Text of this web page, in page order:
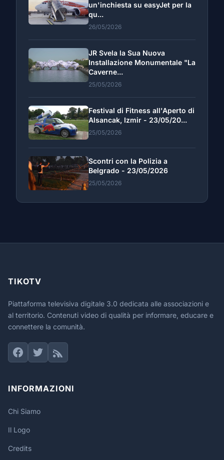
un'inchiesta su easyJet per la
qu...
26/05/2026
JR Svela la Sua Nuova
Installazione Monumentale "La
Caverne...
25/05/2026
Festival di Fitness all'Aperto di
Alsancak, Izmir - 23/05/20...
25/05/2026
Scontri con la Polizia a
Belgrado - 23/05/2026
25/05/2026
TIKOTV
Piattaforma televisiva digitale 3.0 dedicata alle associazioni e
al territorio. Contenuti video di qualità per informare, educare e
connettere la comunità.
INFORMAZIONI
Chi Siamo
Il Logo
Credits